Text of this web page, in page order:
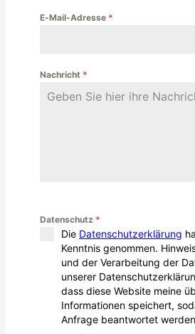
E-Mail-Adresse *
Nachricht *
Datenschutz *
Die Datenschutzerklärung
Kenntnis genommen.
und der Verarbeitung der
unserer
dass diese Website meine
Informationen speichert,
Anfrage beantwortet